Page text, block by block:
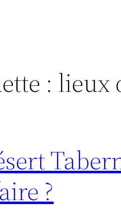
: lieux
?